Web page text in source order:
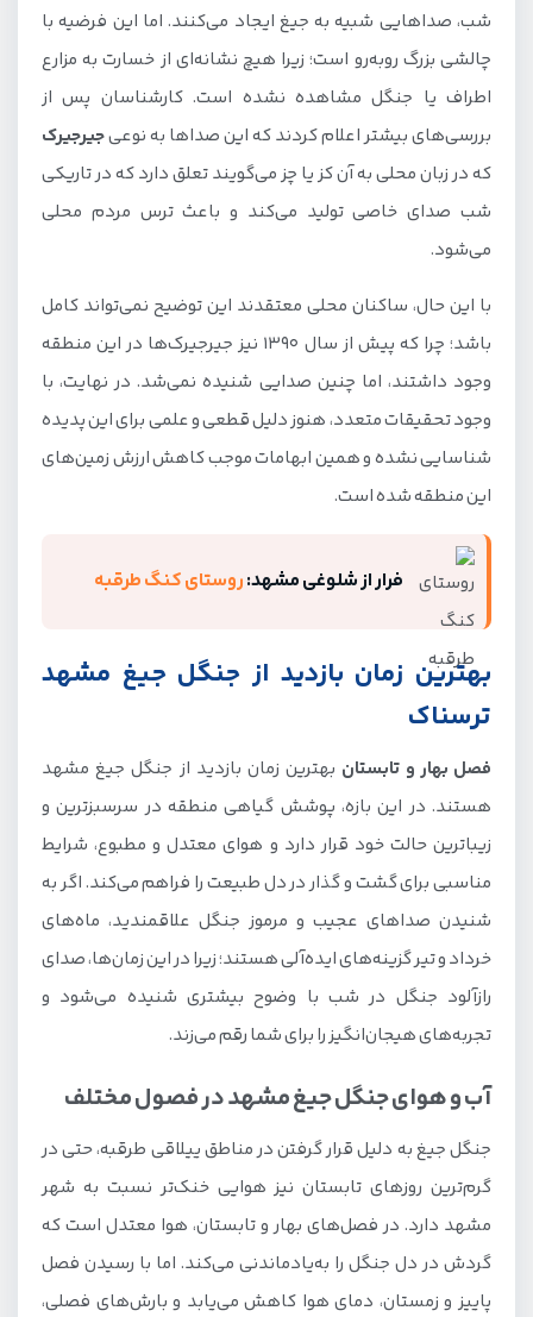
شب، صداهایی شبیه به جیغ ایجاد می‌کنند. اما این فرضیه با
چالشی بزرگ روبه‌رو است؛ زیرا هیچ نشانه‌ای از خسارت به مزارع
اطراف یا جنگل مشاهده نشده است. کارشناسان پس از
بررسی‌های بیشتر اعلام کردند که این صداها به نوعیجیرجیرک
که در زبان محلی به آن کز یا چز می‌گویند تعلق دارد که در تاریکی
شب صدای خاصی تولید می‌کند و باعث ترس مردم محلی
می‌شود.
با این حال، ساکنان محلی معتقدند این توضیح نمی‌تواند کامل
باشد؛ چرا که پیش از سال 1390 نیز جیرجیرک‌ها در این منطقه
وجود داشتند، اما چنین صدایی شنیده نمی‌شد. در نهایت، با
وجود تحقیقات متعدد، هنوز دلیل قطعی و علمی برای این پدیده
شناسایی نشده و همین ابهامات موجب کاهش ارزش زمین‌های
این منطقه شده است.
فرار از شلوغی مشهد:روستای کنگ طرقبه
بهترین زمان بازدید از جنگل جیغ مشهد
ترسناک
فصل بهار و تابستان بهترین زمان بازدید از جنگل جیغ مشهد
هستند. در این بازه، پوشش گیاهی منطقه در سر‌سبزترین و
زیباترین حالت خود قرار دارد و هوای معتدل و مطبوع، شرایط
مناسبی برای گشت و گذار در دل طبیعت را فراهم می‌کند. اگر به
شنیدن صداهای عجیب و مرموز جنگل علاقمندید، ماه‌های
خرداد و تیر گزینه‌های ایده‌آلی هستند؛ زیرا در این زمان‌ها، صدای
رازآلود جنگل در شب با وضوح بیشتری شنیده می‌شود و
تجربه‌های هیجان‌انگیز را برای شما رقم می‌زند.
آب و هوای جنگل جیغ مشهد در فصول مختلف
جنگل جیغ به دلیل قرار گرفتن در مناطق ییلاقی طرقبه، حتی در
گرم‌ترین روزهای تابستان نیز هوایی خنک‌تر نسبت به شهر
مشهد دارد. در فصل‌های بهار و تابستان، هوا معتدل است که
گردش در دل جنگل را به‌یاد‌ماندنی می‌کند. اما با رسیدن فصل
پاییز و زمستان، دمای هوا کاهش می‌یابد و بارش‌های فصلی،